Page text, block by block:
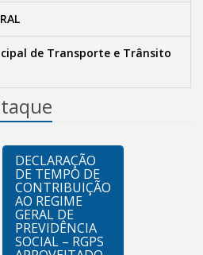
de Transporte e Trânsito
DECLARAÇÃO
DE TEMPO DE
CONTRIBUIÇÃO
AO REGIME
GERAL DE
PREVIDÊNCIA
SOCIAL – RGPS